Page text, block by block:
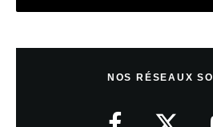
NOS RÉSEAUX